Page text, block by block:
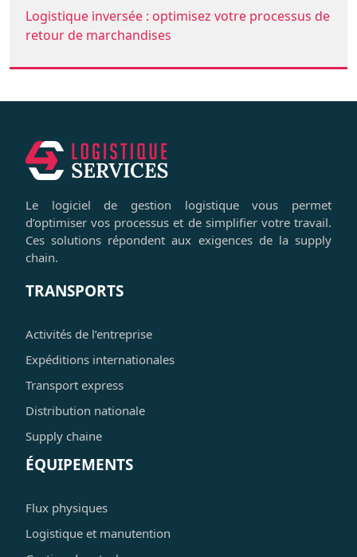
Logistique inversée : optimisez votre processus de
retour de marchandises
Le logiciel de gestion logistique vous permet
d’optimiser vos processus et de simplifier votre travail.
Ces solutions répondent aux exigences de la supply
chain.
TRANSPORTS
Activités de l’entreprise
Expéditions internationales
Transport express
Distribution nationale
Supply chaine
ÉQUIPEMENTS
Flux physiques
Logistique et manutention